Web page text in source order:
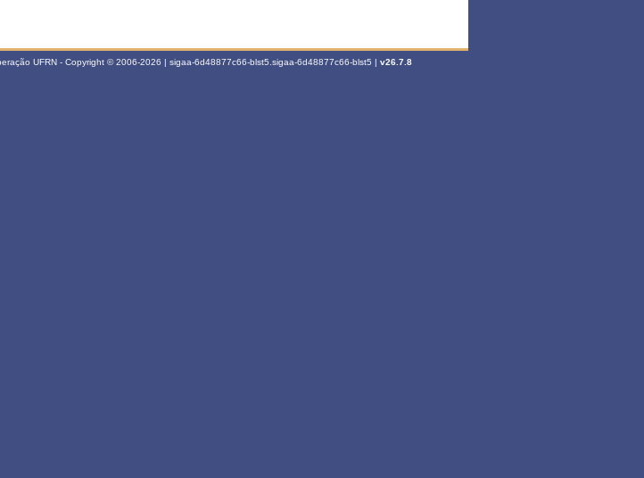
UFRN - Copyright © 2006-2026 | sigaa-6d48877c66-blst5.sigaa-6d48877c66-blst5 | v26.7.8